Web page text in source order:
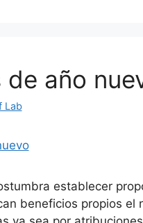
año
Lab
establecer
beneficios propios